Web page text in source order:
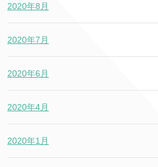
2020年8月
2020年7月
2020年6月
2020年4月
2020年1月